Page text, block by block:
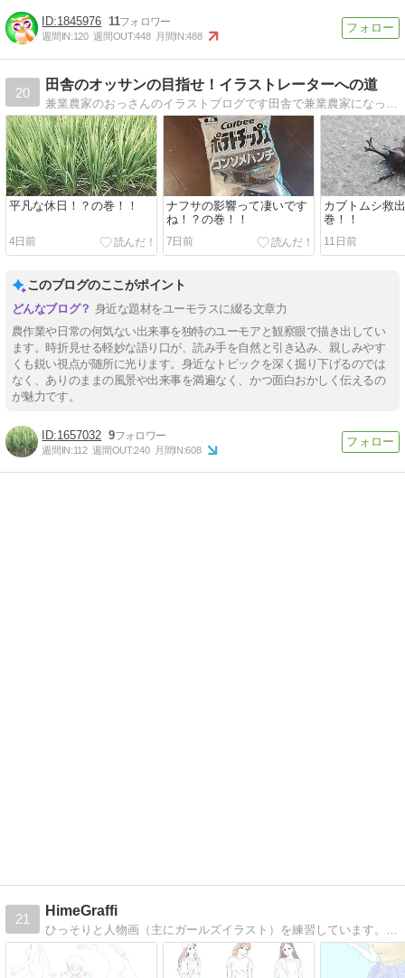
1845976 11
週間IN:120 週間OUT:448 月間IN:488
20
田舎のオッサンの目指せ！イラストレーターへの道
平凡な休日！？の巻！！
4日前
ナフサの影響って凄いです
ね！？の巻！！
7日前
カブトムシ救
巻！！
11日前
このブログのここがポイント
身近な題材をユーモラスに綴る文章力
農作業や日常の何気ない出来事を独特のユーモアと観察眼で描き出してい
ます。時折見せる軽妙な語り口が、読み手を自然と引き込み、親しみやす
くも鋭い視点が随所に光ります。身近なトピックを深く掘り下げるのでは
なく、ありのままの風景や出来事を満遍なく、かつ面白おかしく伝えるの
が魅力です。
1657032 9
週間IN:112 週間OUT:240 月間IN:608
21
HimeGraffi
ひっそりと人物画（主にガールズイラスト）を練習しています。マウスで地道に描いてます。